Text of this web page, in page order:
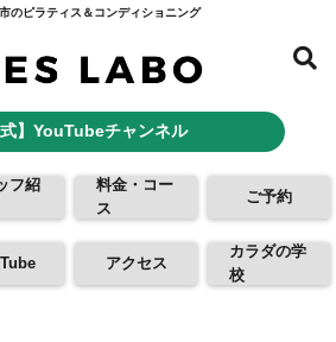
のピラティス＆コンディショニング
】YouTubeチャンネル
フ紹
料金・コー
ス
ご予約
アクセス
カラダの学
校